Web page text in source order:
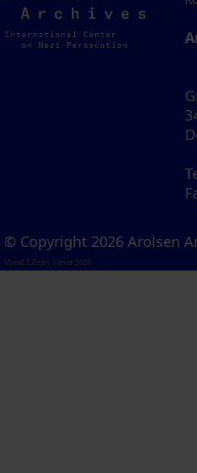
Archives
© Copyright 2026 Arolsen
Visual Library Server 2026